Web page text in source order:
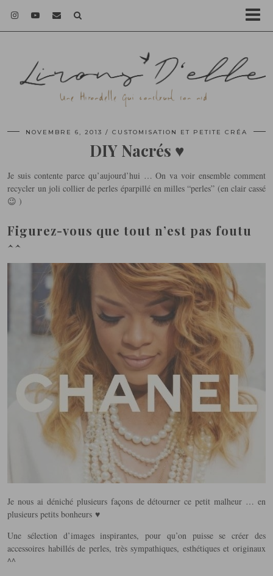
NOVEMBRE 6, 2013 CUSTOMISATION ET PETITE CRÉA
DIY Nacrés ♥
Je suis contente parce qu’aujourd’hui … On va voir ensemble comment
recycler un joli collier de perles éparpillé en milles “perles” (en clair cassé
😉 )
Figurez-vous que tout n’est pas foutu
^^
Je nous ai déniché plusieurs façons de détourner ce petit malheur … en
plusieurs petits bonheurs ♥
Une sélection d’images inspirantes, pour qu’on puisse se créer des
accessoires habillés de perles, très sympathiques, esthétiques et originaux
^^